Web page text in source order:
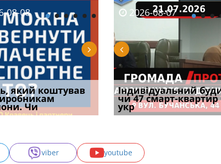
06
встановив для
шкоди
2026-08-06
Документи, на яких не
проставляється
апостиль: пер
08-08
який коштував
Чи
2026-08-07
Огляд практики ВС від
Ростислава Кравця, що
опублі
05-25
ТЦК при зміні
проживання:
судов
2026-08-07
Індивідуальний
чи 47 смарт-квартир
укр
2026-07-30
Восьмий ААС
підтвердив, що
може скас
viber youtube